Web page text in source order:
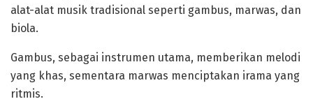
alat-alat musik tradisional seperti gambus, marwas, dan
biola.
Gambus, sebagai instrumen utama, memberikan melodi
yang khas, sementara marwas menciptakan irama yang
ritmis.